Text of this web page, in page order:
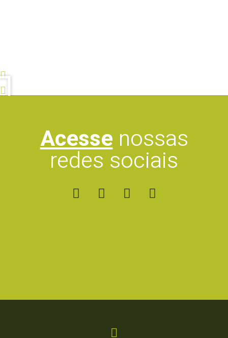
Acessenossas
redes sociais